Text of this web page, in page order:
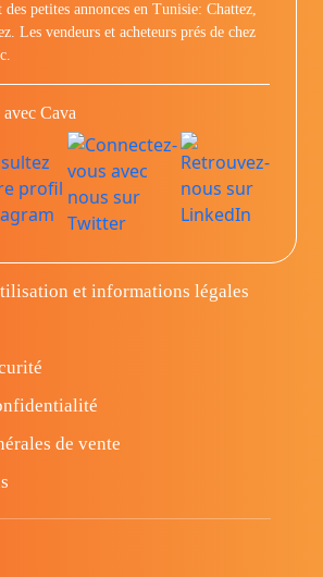
petites annonces en Tunisie: Chattez,
Les vendeurs et acheteurs prés de chez
avec Cava
et informations légales
de vente